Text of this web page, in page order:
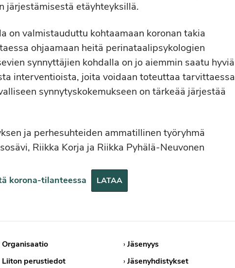
järjestämisestä etäyhteyksillä.
on valmistauduttu kohtaamaan koronan takia
ohjaamaan heitä perinataalipsykologien
synnyttäjien kohdalla on jo aiemmin saatu hyviä
interventioista, joita voidaan toteuttaa tarvittaessa
synnytyskokemukseen on tärkeää järjestää
ja perhesuhteiden ammatillinen työryhmä
Riikka Korja ja Riikka Pyhälä-Neuvonen
korona-tilanteessa LATAA
Organisaatio
Liiton perustiedot
›Jäsenyys
›Jäsenyhdistykset